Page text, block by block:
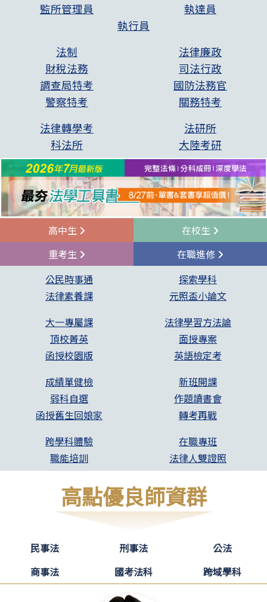
監所管理員
執達員
執行員
法制
法律廉政
財稅法務
司法行政
調查局特考
國防法務官
警察特考
關務特考
法律轉學考
法研所
科法所
大陸考研
高中生
在校生
重考生
在職進修
公民時事通
探索學科
法律素養課
元照盃小論文
大一專屬課
法律學習方法論
頂校菁英
面授專案
函授校園版
英語檢定考
成績單健檢
新班開課
弱科自選
作題讀書會
函授舊生回娘家
轉考再戰
跨學科體驗
在職專班
職能培訓
法律人雙證照
高點優良師資群
民事法 刑事法
公法
商事法
國考法科 跨域學科